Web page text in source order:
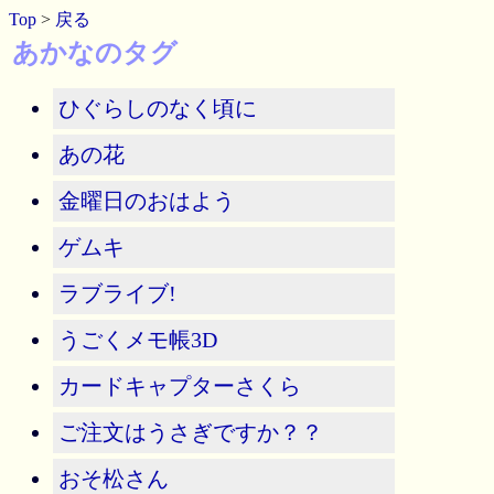
Top > 戻る
あかなのタグ
ひぐらしのなく頃に
あの花
金曜日のおはよう
ゲムキ
ラブライブ!
うごくメモ帳3D
カードキャプターさくら
ご注文はうさぎですか？？
おそ松さん